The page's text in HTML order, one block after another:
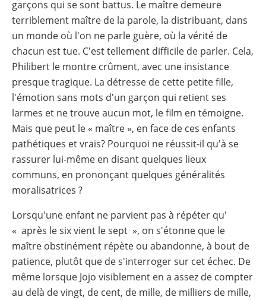
garçons qui se sont battus. Le maître demeure
terriblement maître de la parole, la distribuant, dans
un monde où l'on ne parle guère, où la vérité de
chacun est tue. C'est tellement difficile de parler. Cela,
Philibert le montre crûment, avec une insistance
presque tragique. La détresse de cette petite fille,
l'émotion sans mots d'un garçon qui retient ses
larmes et ne trouve aucun mot, le film en témoigne.
Mais que peut le « maître », en face de ces enfants
pathétiques et vrais? Pourquoi ne réussit-il qu'à se
rassurer lui-même en disant quelques lieux
communs, en prononçant quelques généralités
moralisatrices ?
Lorsqu'une enfant ne parvient pas à répéter qu'
« après le six vient le sept », on s'étonne que le
maître obstinément répète ou abandonne, à bout de
patience, plutôt que de s'interroger sur cet échec. De
même lorsque Jojo visiblement en a assez de compter
au delà de vingt, de cent, de mille, de milliers de mille,